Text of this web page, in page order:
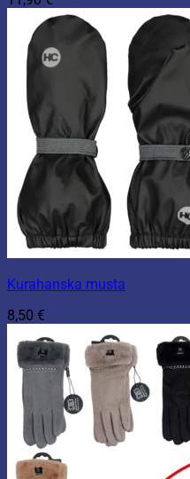
Kurahanska musta
8,50 €